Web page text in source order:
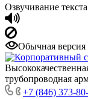
Озвучивание текста
Обычная версия
трубопроводная
+7 (846) 373-